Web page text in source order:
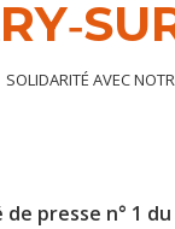
SOLIDARITÉ AVEC
de presse n° 1